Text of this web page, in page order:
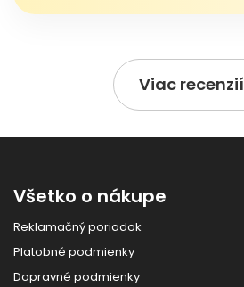
Viac recenzií
Všetko o nákupe
Reklamačný poriadok
Platobné podmienky
Dopravné podmienky